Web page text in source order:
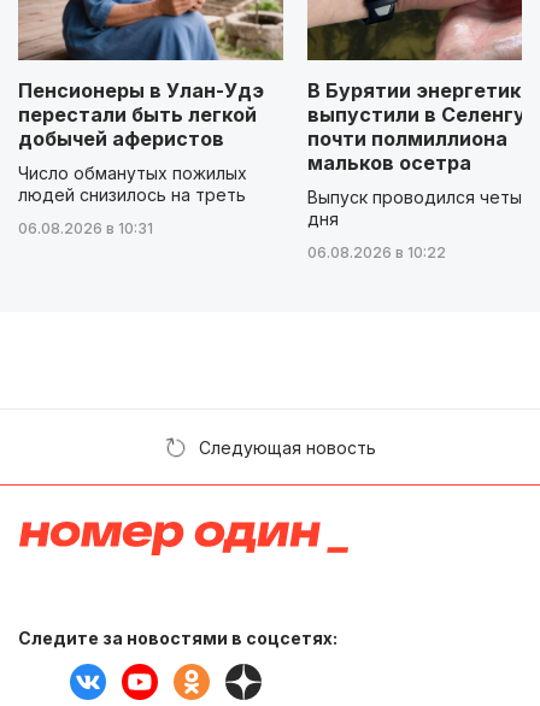
Пенсионеры в Улан-Удэ
перестали быть легкой
добычей аферистов
Число обманутых пожилых
людей снизилось на треть
06.08.2026 в 10:31
В Бурятии энергетики
выпустили в Селенгу
почти полмиллиона
мальков осетра
Выпуск проводился
дня
06.08.2026 в 10:22
Следующая новость
Следите за новостями в соцсетях: